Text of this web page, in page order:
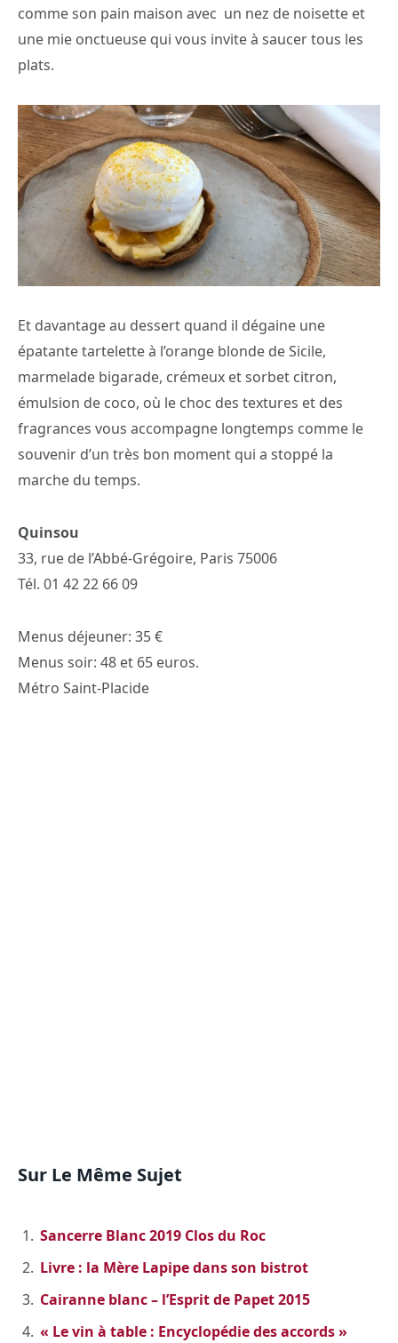
comme son pain maison avec un nez de noisette et
une mie onctueuse qui vous invite à saucer tous les
plats.
Et davantage au dessert quand il dégaine une
épatante tartelette à l’orange blonde de Sicile,
marmelade bigarade, crémeux et sorbet citron,
émulsion de coco, où le choc des textures et des
fragrances vous accompagne longtemps comme le
souvenir d’un très bon moment qui a stoppé la
marche du temps.
Quinsou
33, rue de l’Abbé-Grégoire, Paris 75006
Tél. 01 42 22 66 09
Menus déjeuner: 35 €
Menus soir: 48 et 65 euros.
Métro Saint-Placide
Sur Le Même Sujet
Sancerre Blanc 2019 Clos du Roc
Livre : la Mère Lapipe dans son bistrot
Cairanne blanc – l’Esprit de Papet 2015
« Le vin à table : Encyclopédie des accords »